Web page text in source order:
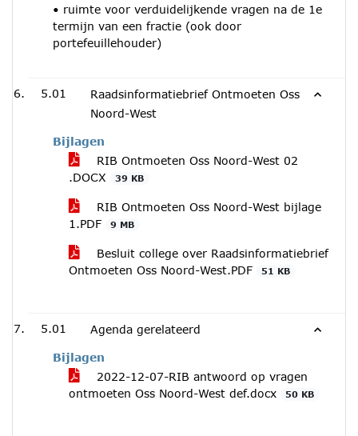
• ruimte voor verduidelijkende vragen na de 1e
termijn van een fractie (ook door
portefeuillehouder)
5.01
Raadsinformatiebrief Ontmoeten Oss
Noord-West
Bijlagen
RIB Ontmoeten Oss Noord-West 02
.DOCX
39 KB
RIB Ontmoeten Oss Noord-West bijlage
1.PDF
9 MB
Besluit college over Raadsinformatiebrief
Ontmoeten Oss Noord-West.PDF
51 KB
5.01 Agenda gerelateerd
Bijlagen
2022-12-07-RIB antwoord op vragen
ontmoeten Oss Noord-West def.docx
50 KB